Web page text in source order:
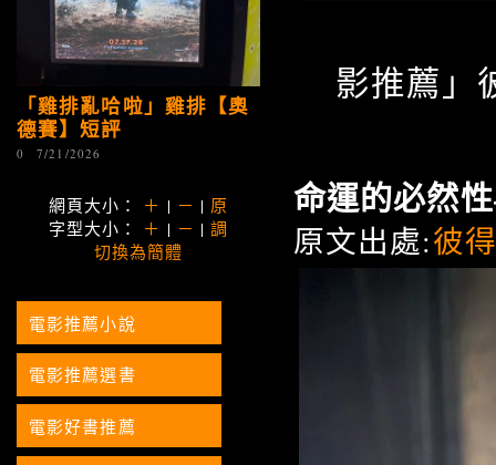
影推薦」
命運的必然
原文出處:彼
「雞排亂哈啦」雞排【奧
德賽】短評
0 7/21/2026
網頁大小： ＋ | － | 原
字型大小： ＋ | － |調
切換為簡體
電影推薦小說
電影推薦選書
電影好書推薦